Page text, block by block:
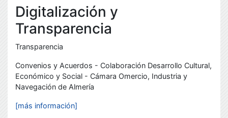
Digitalización y
Transparencia
Transparencia
Convenios y Acuerdos - Colaboración Desarrollo Cultural,
Económico y Social - Cámara Omercio, Industria y
Navegación de Almería
[más información]